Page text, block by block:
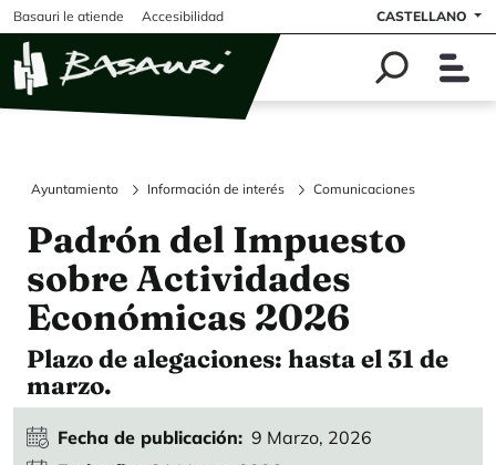
Pasar al contenido principal
Basauri le atiende Accesibilidad CASTELLANO
Ayuntamiento Información de interés Comunicaciones
Padrón del Impuesto
sobre Actividades
Económicas 2026
Plazo de alegaciones: hasta el 31 de
marzo.
Fecha de publicación
9 Marzo, 2026